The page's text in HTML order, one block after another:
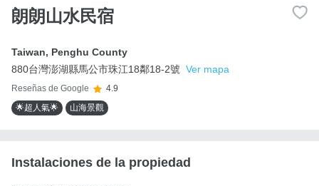
朗朗山水民宿
Taiwan, Penghu County
880台灣澎湖縣馬公市珠江18鄰18-2號 Ver mapa
Reseñas de Google
4.9
🌟超人氣🌟
山海景觀
Instalaciones de la propiedad